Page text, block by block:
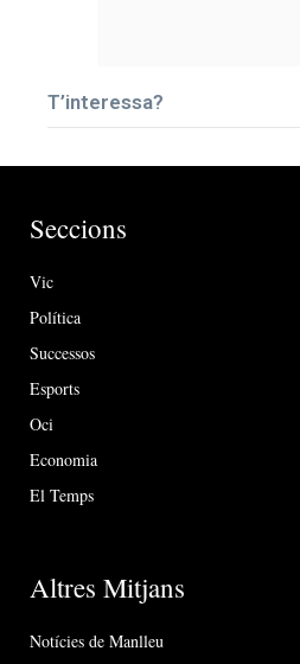
T’interessa?
Seccions
Vic
Política
Successos
Esports
Oci
Economia
El Temps
Altres Mitjans
Notícies de Manlleu